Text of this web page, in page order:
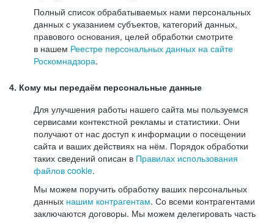
Полный список обрабатываемых нами персональных
данных с указанием субъектов, категорий данных,
правового основания, целей обработки смотрите
в нашем Реестре персональных данных на сайте
Роскомнадзора.
4. Кому мы передаём персональные данные
Для улучшения работы нашего сайта мы пользуемся
сервисами контекстной рекламы и статистики. Они
получают от нас доступ к информации о посещении
сайта и ваших действиях на нём. Порядок обработки
таких сведений описан в Правилах использования
файлов cookie.
Мы можем поручить обработку ваших персональных
данных нашим контрагентам. Со всеми контрагентами
заключаются договоры. Мы можем делегировать часть